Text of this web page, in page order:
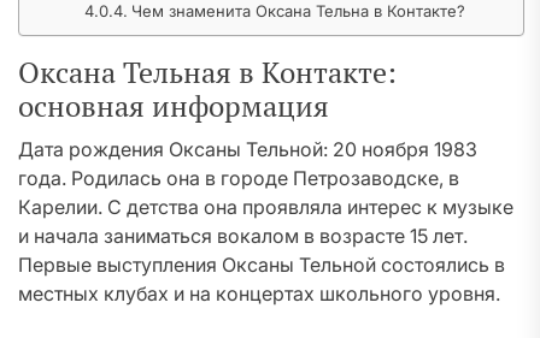
Чем знаменита Оксана Тельна в Контакте?
Оксана Тельная в Контакте:
основная информация
Дата рождения Оксаны Тельной: 20 ноября 1983
года. Родилась она в городе Петрозаводске, в
Карелии. С детства она проявляла интерес к музыке
и начала заниматься вокалом в возрасте 15 лет.
Первые выступления Оксаны Тельной состоялись в
местных клубах и на концертах школьного уровня.